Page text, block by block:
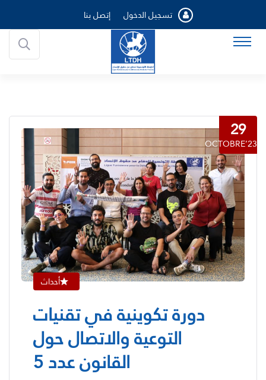
تسجيل الدخول إتصل بنا
29
OCTOBRE’23
أحداث
دورة تكوينية في تقنيات
التوعية والاتصال حول
القانون عدد 5